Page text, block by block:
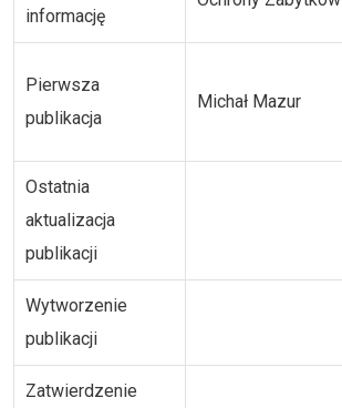
informację
Pierwsza
publikacja
Michał Mazur
Ostatnia
aktualizacja
publikacji
Wytworzenie
publikacji
Zatwierdzenie